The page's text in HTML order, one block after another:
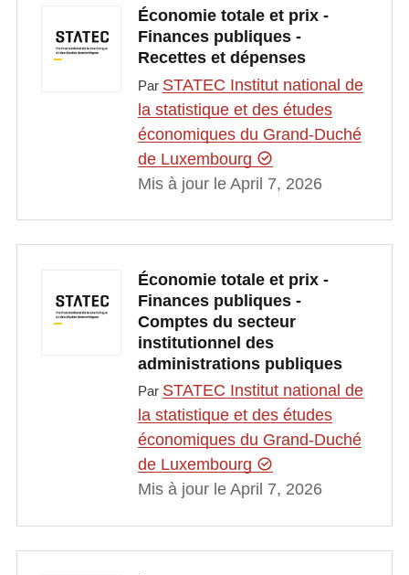
Économie totale et prix -
Finances publiques -
Recettes et dépenses
Par STATEC Institut national de
la statistique et des études
économiques du Grand-Duché
de Luxembourg
Mis à jour le April 7, 2026
Économie totale et prix -
Finances publiques -
Comptes du secteur
institutionnel des
administrations publiques
Par STATEC Institut national de
la statistique et des études
économiques du Grand-Duché
de Luxembourg
Mis à jour le April 7, 2026